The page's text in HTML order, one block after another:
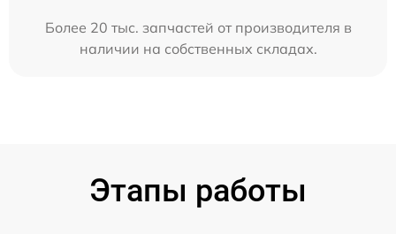
Более 20 тыс. запчастей от производителя в
наличии на собственных складах.
Этапы работы